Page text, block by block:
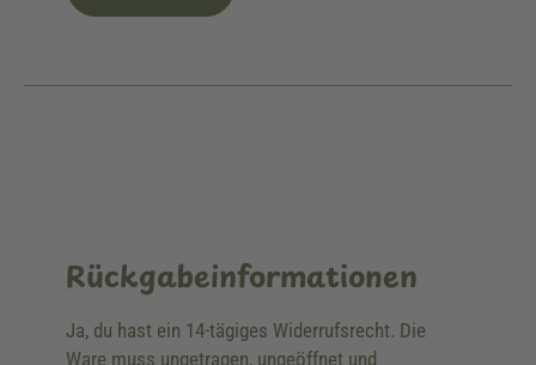
Rückgabeinformationen
Ja, du hast ein 14-tägiges Widerrufsrecht. Die
Ware muss ungetragen, ungeöffnet und